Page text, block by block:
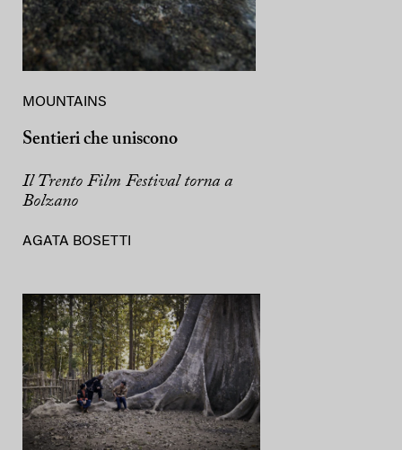
MOUNTAINS
Sentieri che uniscono
Il Trento Film Festival torna a
Bolzano
AGATA BOSETTI